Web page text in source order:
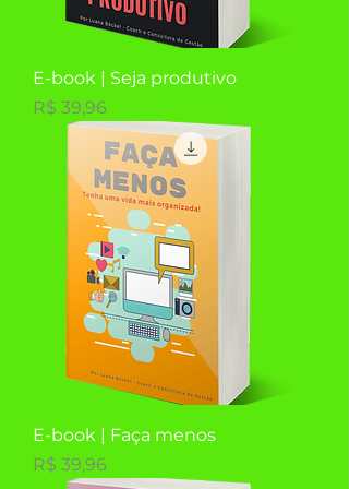
E-book | Seja produtivo
Preço
R$ 39,96